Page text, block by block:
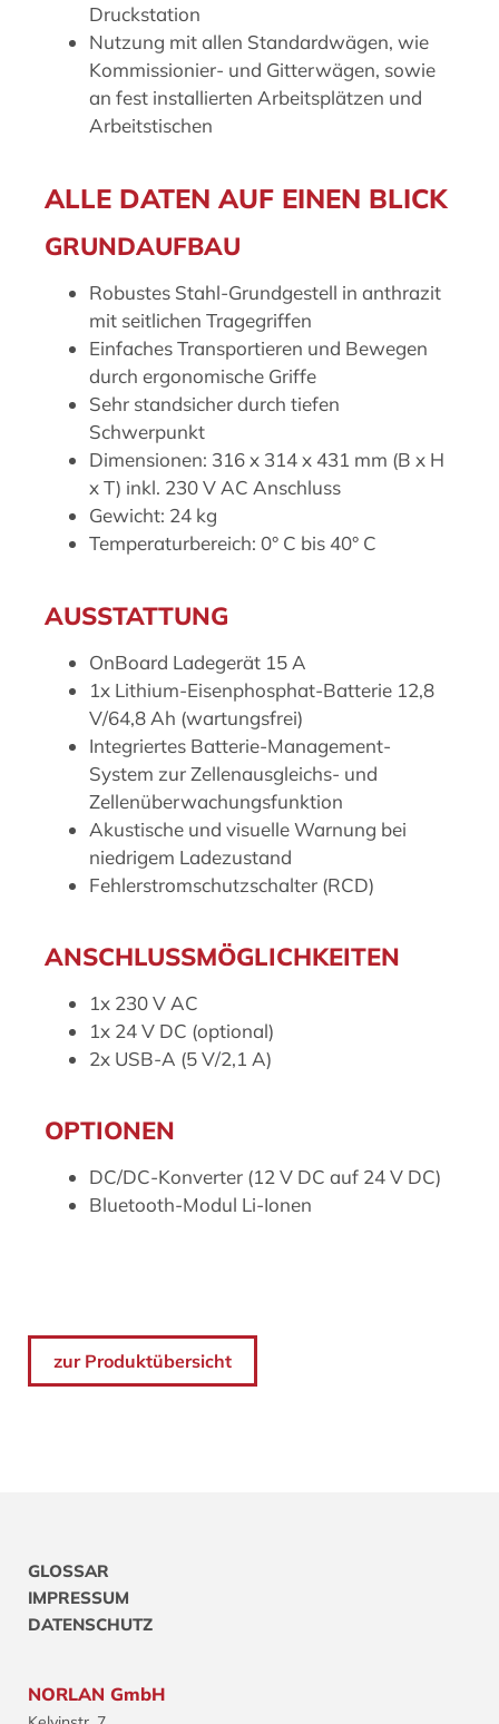
Druckstation
Nutzung mit allen Standardwägen, wie
Kommissionier- und Gitterwägen, sowie
an fest installierten Arbeitsplätzen und
Arbeitstischen
ALLE DATEN AUF EINEN BLICK
GRUNDAUFBAU
Robustes Stahl-Grundgestell in anthrazit
mit seitlichen Tragegriffen
Einfaches Transportieren und Bewegen
durch ergonomische Griffe
Sehr standsicher durch tiefen
Schwerpunkt
Dimensionen: 316 x 314 x 431 mm (B x H
x T) inkl. 230 V AC Anschluss
Gewicht: 24 kg
Temperaturbereich: 0° C bis 40° C
AUSSTATTUNG
OnBoard Ladegerät 15 A
1x Lithium-Eisenphosphat-Batterie 12,8
V/64,8 Ah (wartungsfrei)
Integriertes Batterie-Management-
System zur Zellenausgleichs- und
Zellenüberwachungsfunktion
Akustische und visuelle Warnung bei
niedrigem Ladezustand
Fehlerstromschutzschalter (RCD)
ANSCHLUSSMÖGLICHKEITEN
1x 230 V AC
1x 24 V DC (optional)
2x USB-A (5 V/2,1 A)
OPTIONEN
DC/DC-Konverter (12 V DC auf 24 V DC)
Bluetooth-Modul Li-Ionen
zur Produktübersicht
GLOSSAR
IMPRESSUM
DATENSCHUTZ
NORLAN GmbH